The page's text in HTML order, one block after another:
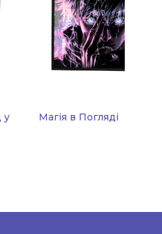
у
Магія в Погляді